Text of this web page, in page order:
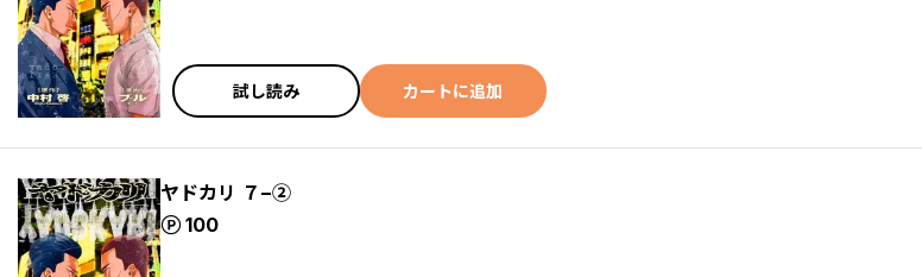
試し読み カートに追加
ヤドカリ ７−②
100
ポイント